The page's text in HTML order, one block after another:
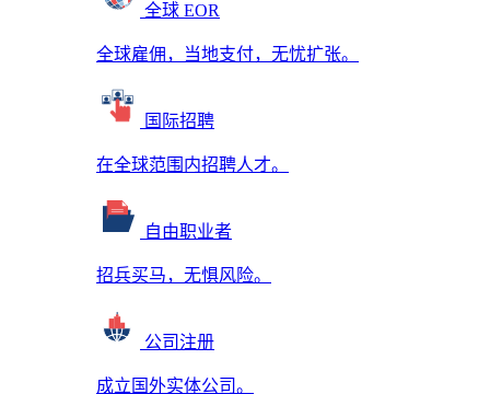
全球 EOR
全球雇佣，当地支付，无忧扩张。
国际招聘
在全球范围内招聘人才。
自由职业者
招兵买马，无惧风险。
公司注册
成立国外实体公司。